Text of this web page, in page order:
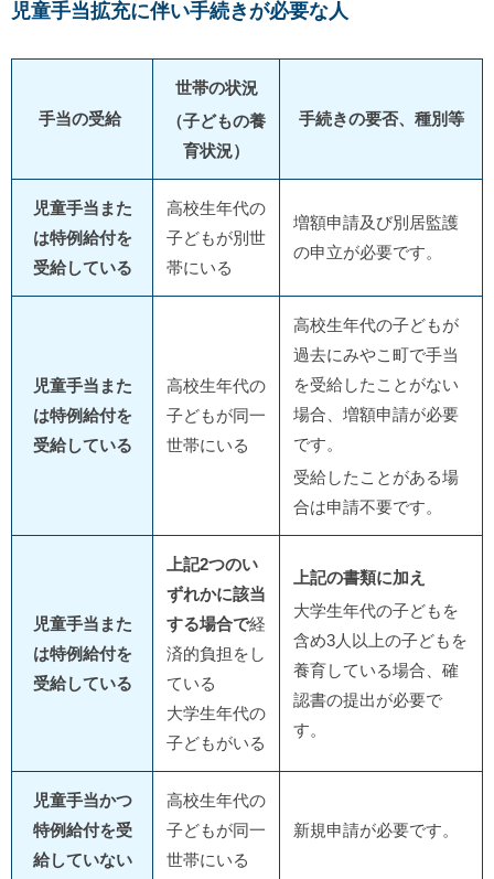
児童手当拡充に伴い手続きが必要な人
手当の受給
世帯の状況
（子どもの養
育状況）
手続きの要否、種別等
児童手当また
は特例給付を
受給している
高校生年代の
子どもが別世
帯にいる
増額申請及び別居監護
の申立が必要です。
児童手当また
は特例給付を
受給している
高校生年代の
子どもが同一
世帯にいる
高校生年代の子どもが
過去にみやこ町で手当
を受給したことがない
場合、増額申請が必要
です。
受給したことがある場
合は申請不要です。
児童手当また
は特例給付を
受給している
上記2つのい
ずれかに該当
する場合で経
済的負担をし
ている
大学生年代の
子どもがいる
上記の書類に加え
大学生年代の子どもを
含め3人以上の子どもを
養育している場合、確
認書の提出が必要で
す。
児童手当かつ
特例給付を受
給していない
高校生年代の
子どもが同一
世帯にいる
新規申請が必要です。